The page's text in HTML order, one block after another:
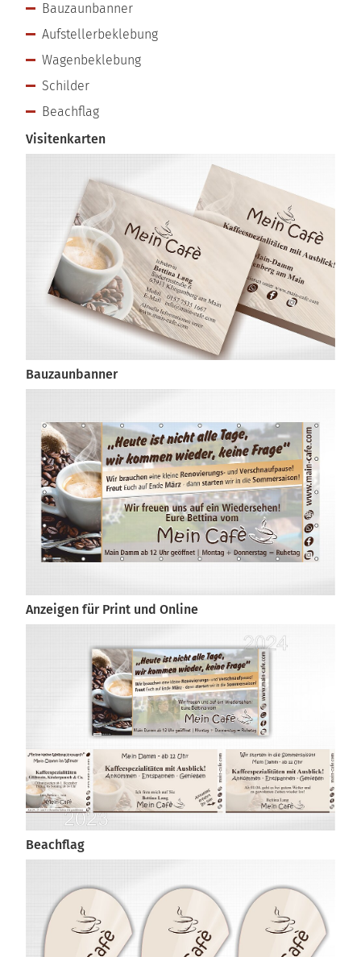
Bauzaunbanner
Aufstellerbeklebung
Wagenbeklebung
Schilder
Beachflag
Visitenkarten
Bauzaunbanner
Anzeigen für Print und Online
Beachflag